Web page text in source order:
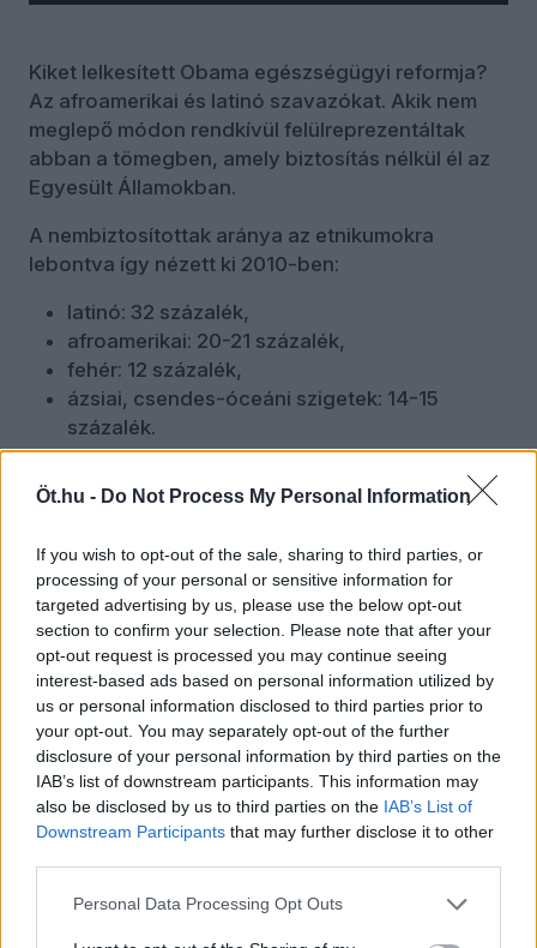
Öt.hu - Do Not Process My Personal Information
If you wish to opt-out of the sale, sharing to third parties, or
processing of your personal or sensitive information for
targeted advertising by us, please use the below opt-out
section to confirm your selection. Please note that after your
opt-out request is processed you may continue seeing
interest-based ads based on personal information utilized by
us or personal information disclosed to third parties prior to
your opt-out. You may separately opt-out of the further
disclosure of your personal information by third parties on the
IAB’s list of downstream participants. This information may
also be disclosed by us to third parties on the IAB’s List of
Downstream Participants that may further disclose it to other
Personal Data Processing Opt Outs
Kiket lelkesített Obama egészségügyi reformja?
Az afroamerikai és latinó szavazókat. Akik nem
meglepő módon rendkívül felülreprezentáltak
abban a tömegben, amely biztosítás nélkül él az
Egyesült Államokban.
A nembiztosítottak aránya az etnikumokra
lebontva így nézett ki 2010-ben:
latinó: 32 százalék,
afroamerikai: 20-21 százalék,
fehér: 12 százalék,
ázsiai, csendes-óceáni szigetek: 14-15
százalék.
megválasztása előtt. Azzal, hogy a latinók aránya
nőtt az Egyesült Államokban, ez lett az első
választás, ahol már nem volt lehetséges, hogy
kizárólag a fehérek szavazataival elnök legyen
valaki.
Ronald Reagan elnökké választásakor a fehérek
még a szavazók 86 százalékát adták, a feketék
10, a latinók 3 százalékot. Bill Clinton
megválasztásakor a szavazóknak még mindig 83
százaléka volt fehér, 10 százaléka fekete és 5
százaléka fekete, 7 százaléka latinó, ám Obama